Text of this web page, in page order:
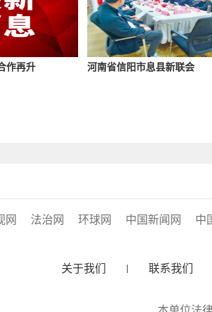
作再升 河南省信阳市息县新联会
网 法治网 环球网 中国新闻网 中
关于我们 联系我们